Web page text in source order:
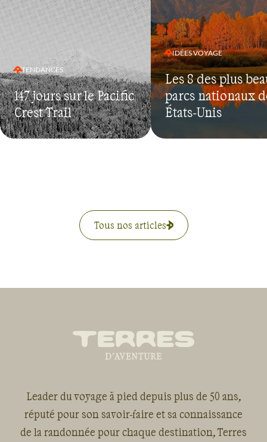
TENDANCES
147 jours sur le Pacific
Crest Trail
IDÉES VOYAGE
Les 8 des plus
parcs nationaux
États-Unis
Tous nos articles
Leader du voyage à pied depuis plus de 50 ans,
réputé pour son savoir-faire et sa connaissance
de la randonnée pour chaque destination, Terres